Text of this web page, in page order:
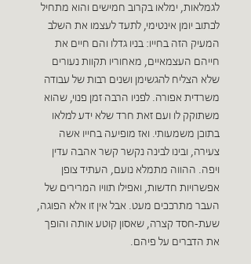
לגמלאות, ימלאו בקרוב חמישים והוא מתחיל
לכתוב יומן אינטימי, לתעד לעצמו את השלב
המעיק הזה בחייו: בניו גדלו והם חיים את
חייהם העצמאיים, מאחוריו תקוות נעורים
שלא הצליח להגשימן ושנים רבות של עבודה
משרדית אפורה. לפניו הרבה זמן פנוי, שהוא
משתוקק לו ועם זאת חרד שלא ידע למלאו
בתוכן משמעותי. ואז מופיעה בחייו אשה
צעירה, ובינו לבינה נקשר קשר אהבה עדין
ויפה. ההווה מתמלא נועם, העתיד צופן
אפשרויות חדשות, ואפילו תוויו המרירים של
העבר מתרככים מעט. אבל אין זו אלא הפוגה,
שעת-חסד קצרה, שאסון קוטע אותה והופך
את הדברים על פיהם.